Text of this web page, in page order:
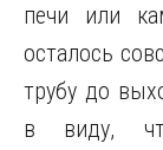
печи или
осталось
трубу до
в виду,